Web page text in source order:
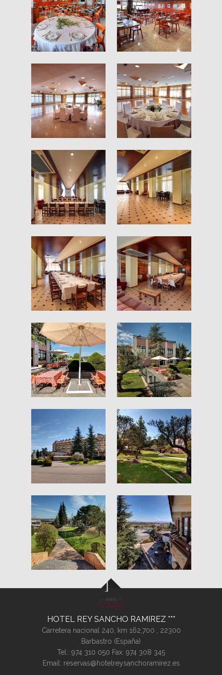
HOTEL REY SANCHO RAMIREZ
Carretera nacional 240, km 162,700 , 22300
Barbastro (España)
Tel.: 974 310 050 Fax: 974 308 345
Email: reservas@hotelreysanchoramirez.es